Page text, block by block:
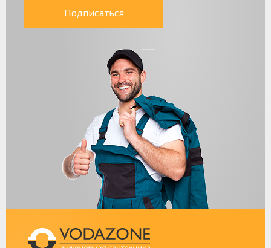
Подписаться